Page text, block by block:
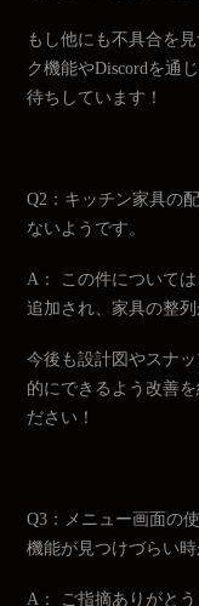
もし他にも不具合を
ク機能やDiscordを通
待ちしています！
Q2：キッチン家具の
ないようです。
A： この件について
追加され、家具の整
今後も設計図やスナ
的にできるよう改善
ださい！
Q3：メニュー画面の
機能が見つけづらい時
A： ご指摘ありがと